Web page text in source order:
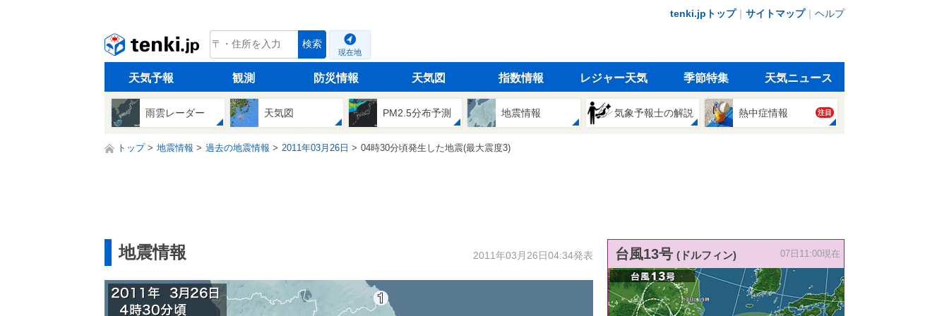
tenki.jpトップ｜ サイトマップ｜ ヘルプ
tenki.jp 検索
現在地
天気予報 観測 防災情報 天気図 指数情報 レジャー天気 季節特集 天気ニュース
雨雲レーダー 天気図 PM2.5分布予測 地震情報 気象予報士の解説 熱中症情報 注目
トップ 地震情報 過去の地震情報 2011年03月26日 04時30分頃発生した地震(最大震度3)
地震情報 2011年03月26日04:34発表 台風13号 (ドルフィン) 07日11:00現在